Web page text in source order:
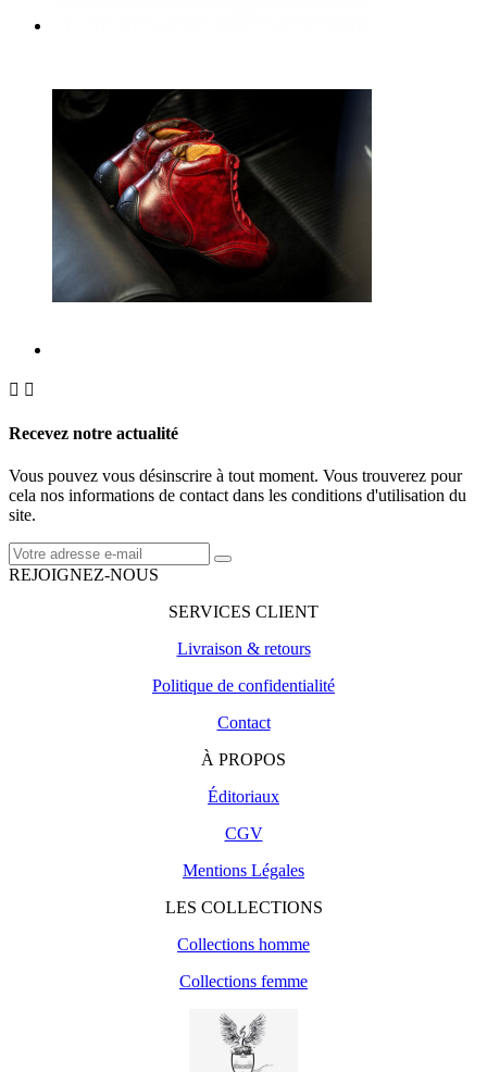
 
Recevez notre actualité
Vous pouvez vous désinscrire à tout moment. Vous trouverez pour
cela nos informations de contact dans les conditions d'utilisation du
site.
REJOIGNEZ-NOUS
SERVICES CLIENT
Livraison & retours
Politique de confidentialité
Contact
À PROPOS
Éditoriaux
CGV
Mentions Légales
LES COLLECTIONS
Collections homme
Collections femme